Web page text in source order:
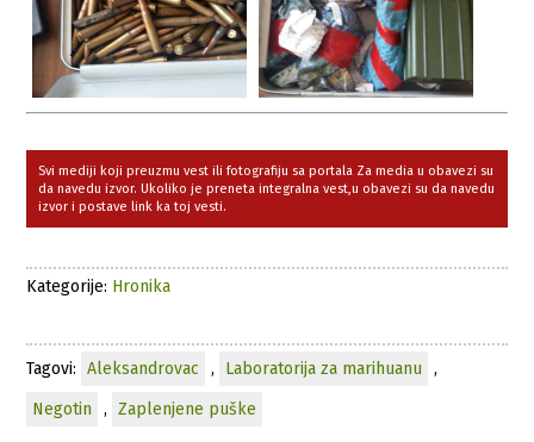
Svi mediji koji preuzmu vest ili fotografiju sa portala Za media u obavezi su
da navedu izvor. Ukoliko je preneta integralna vest,u obavezi su da navedu
izvor i postave link ka toj vesti.
Kategorije: Hronika
Tagovi: Aleksandrovac , Laboratorija za marihuanu
,
Negotin
, Zaplenjene puške